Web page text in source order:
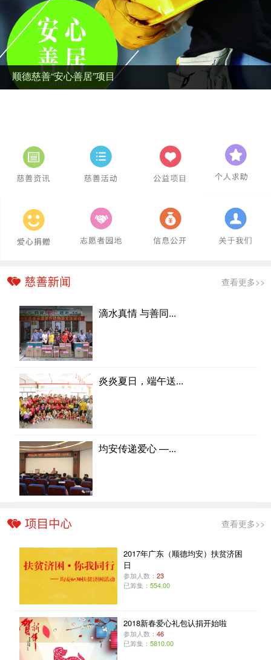
顺德慈善“圆梦行动”项目
查看更多>>
滴水真情 与善同...
炎炎夏日，端午送...
均安传递爱心 —...
查看更多>>
2017年广东（顺德均安）扶贫济困
日
参加人数： 23
已筹集： 554.00
2018新春爱心礼包认捐开始啦
参加人数： 46
已筹集： 5810.00